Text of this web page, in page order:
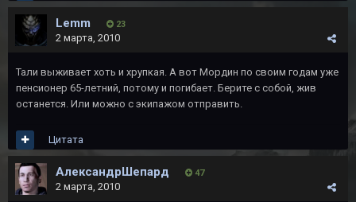
Lemm 23
2 марта, 2010
Тали выживает хоть и хрупкая. А вот Мордин по своим годам уже
пенсионер 65-летний, потому и погибает. Берите с собой, жив
останется. Или можно с экипажом отправить.
Цитата
АлександрШепард 47
2 марта, 2010